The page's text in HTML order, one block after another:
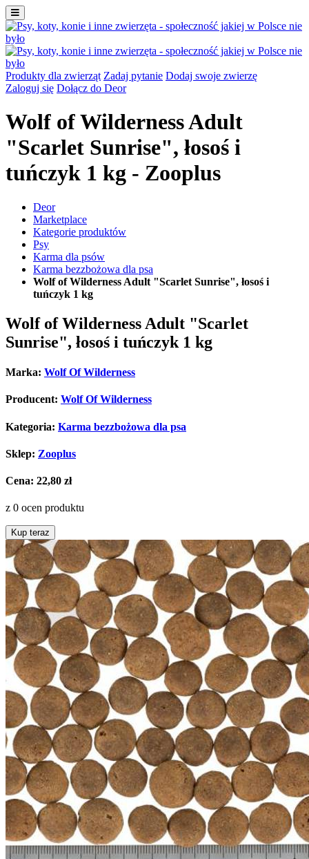
Produkty dla zwierząt Zadaj pytanie Dodaj swoje zwierzę
Zaloguj się Dołącz do Deor
Wolf of Wilderness Adult
"Scarlet Sunrise", łosoś i
tuńczyk 1 kg - Zooplus
Deor
Marketplace
Kategorie produktów
Psy
Karma dla psów
Karma bezzbożowa dla psa
Wolf of Wilderness Adult "Scarlet Sunrise", łosoś i
tuńczyk 1 kg
Wolf of Wilderness Adult "Scarlet
Sunrise", łosoś i tuńczyk 1 kg
Marka: Wolf Of Wilderness
Producent: Wolf Of Wilderness
Kategoria: Karma bezzbożowa dla psa
Sklep: Zooplus
Cena: 22,80 zł
z 0 ocen produktu
Kup teraz